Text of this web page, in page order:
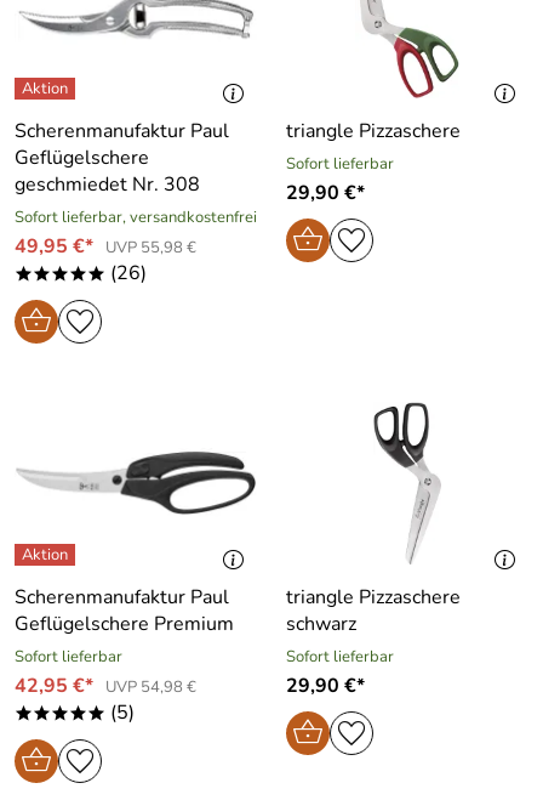
Scherenmanufaktur Paul
Geflügelschere
geschmiedet Nr. 308
Sofort lieferbar, versandkostenfrei
49,95 €* UVP 55,98 €
***** (26)
triangle Pizzaschere
Sofort lieferbar
29,90 €*
Scherenmanufaktur Paul
Geflügelschere Premium
Sofort lieferbar
42,95 €* UVP 54,98 €
***** (5)
triangle Pizzaschere
schwarz
Sofort lieferbar
29,90 €*